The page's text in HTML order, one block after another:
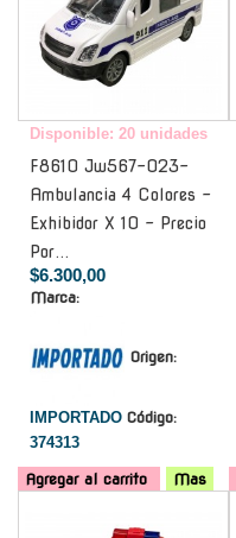
Disponible: 20 unidades
F8610 Jw567-023-
Ambulancia 4 Colores -
Exhibidor X 10 - Precio
Por...
$6.300,00
Marca:
Origen:
IMPORTADO Código:
374313
Agregar al carrito Mas